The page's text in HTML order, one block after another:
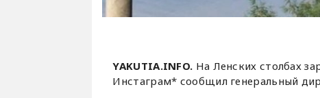
YAKUTIA.INFO. На Ленских столбах
Инстаграм* сообщил генеральный